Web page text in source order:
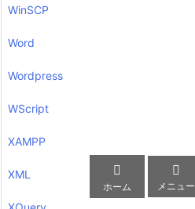
WinSCP
Word
Wordpress
WScript
XAMPP
XML 
ホーム

メニュー